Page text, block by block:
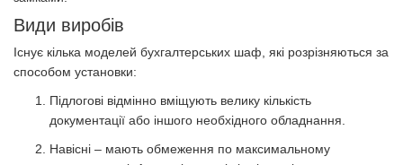
Види виробів
Існує кілька моделей бухгалтерських шаф, які розрізняються за
способом установки:
Підлогові відмінно вміщують велику кількість
документації або іншого необхідного обладнання.
Навісні – мають обмеження по максимальному